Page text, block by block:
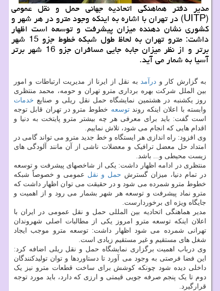
مدیر دفتر هماهنگی اتحادیه جهانی حمل و نقل عمومی
(UITP) در تهران با اشاره به اینکه وجود مترو در هر شهر و
کشوری نشان دهنده میزان پیشرفت و توسعه است اظهار
داشت: مترو تهران به لحاظ طول شبکه خطوط جزو 15 شهر
برتر و از نظر میزان جابه جایی مسافران جزو 16 شهر برتر
آسیا به شمار می آید.
به گزارش کار و درآمدبه نقل از ایرنا از مدیریت ارتباطات و امور
بین الملل شرکت بهره برداری مترو تهران و حومه، محمد منتظری
روز یکشنبه در هشتمین نمایشگاه حمل نقل ریلی و صنایع خدمات
وابسته با اعلان اینکه روندتوسعه خطوط مترو در تهران قابل توجه
است گفت: باید برای معرفی هر چه بیشتر مترو پایتخت به دنیا و
اقدام هایی که انجام می شود، تلاش نماییم.
وی افزود: راه اندازی هر ایستگاه و خط جدید مترو می تواند گامی در
امتداد حل معضل ترافیک و معضلات ناشی از آن مانند آلودگی های
زیست محیطی و... باشد.
منتظری در ادامه اظهار داشت: یکی از شاخصهای پیشرفت و توسعه
در تمام دنیا، میزان گسترش حمل و نقل عمومی و خصوصاً شبکه
خطوط مترو شمرده می شود و در حقیقت می توان اظهار داشت که
مترو نماد پیشرفت و توسعه هر شهر بشمار می رود و از اهمیت و
جایگاه ویژه ای برخوردارست.
مدیر هماهنگی اتحادیه بین المللی حمل و نقل عمومی در ایران با
اعلان اینکه توسعه مترو امروز یکی از مطالبات اصلی شهروندان
تهرانی شمرده می شود اظهار داشت: توسعه مترو موجب ایجاد
شغل های مستقیم و غیر مستقیم زیادی است.
وی درباب اهمیت برگزاری نمایشگاه حمل و نقل ریلی اضافه کرد:
این فضا فرصتی به وجود می آورد تا دستاوردها و توان تولیدکنندگان
داخلی دیده شود چونکه کوشش برای ساخت قطعات مترو نیز یک
دوم تا یک پنجم صرفه جویی قیمتی و ارزی که دارد، باید مورد توجه
قرارگیرد.